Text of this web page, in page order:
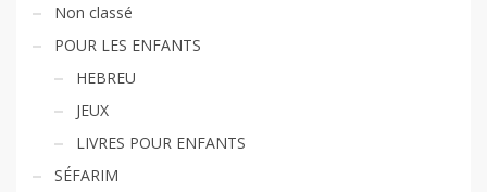
Non classé
POUR LES ENFANTS
HEBREU
JEUX
LIVRES POUR ENFANTS
SÉFARIM